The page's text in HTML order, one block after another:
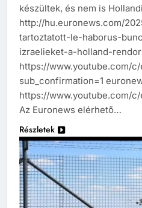
készültek, és nem is
http://hu.euronews.com/
tartoztatott-le-haborus-
izraelieket-a-holland-
https://www.youtube.com/
sub_confirmation=1
https://www.youtube.com/
Az Euronews elérhető…
Részletek